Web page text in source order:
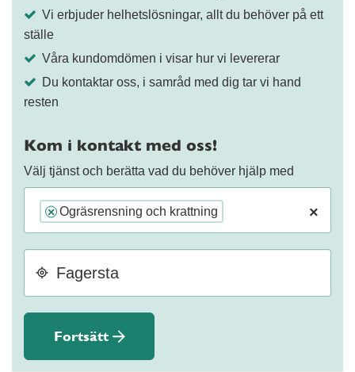
Vi erbjuder helhetslösningar, allt du behöver på ett
ställe
Våra kundomdömen i visar hur vi levererar
Du kontaktar oss, i samråd med dig tar vi hand
resten
Kom i kontakt med oss!
Välj tjänst och berätta vad du behöver hjälp med
×
× Ogräsrensning och krattning
Fortsätt